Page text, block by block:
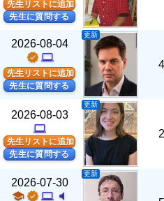
先生リストに追加
先生に質問する
2026-08-04
verified computer
先生リストに追加
先生に質問する
更新
2026-08-03
computer
先生リストに追加
先生に質問する
更新
2026-07-30
school verified computer volume_mute
更新